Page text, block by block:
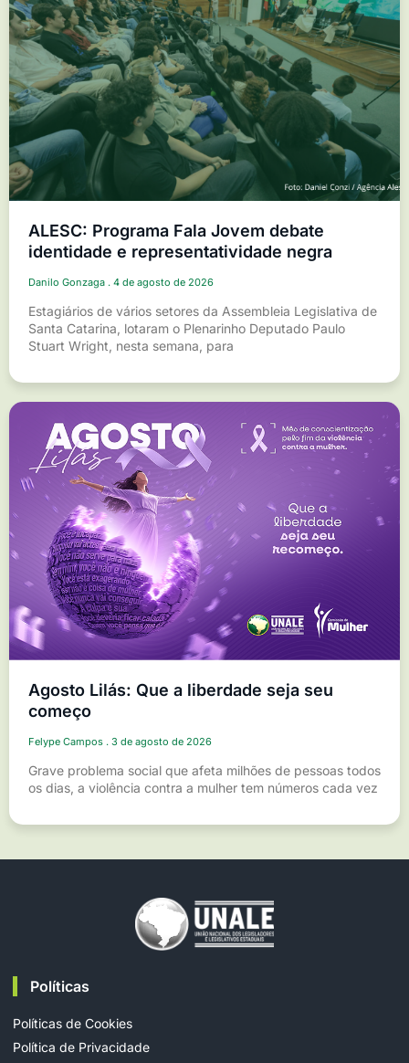
ALESC: Programa Fala Jovem debate
identidade e representatividade negra
Danilo Gonzaga 4 de agosto de 2026
Estagiários de vários setores da Assembleia Legislativa de
Santa Catarina, lotaram o Plenarinho Deputado Paulo
Stuart Wright, nesta semana, para
Agosto Lilás: Que a liberdade seja seu
começo
Felype Campos 3 de agosto de 2026
Grave problema social que afeta milhões de pessoas todos
os dias, a violência contra a mulher tem números cada vez
Políticas
Políticas de Cookies
Política de Privacidade